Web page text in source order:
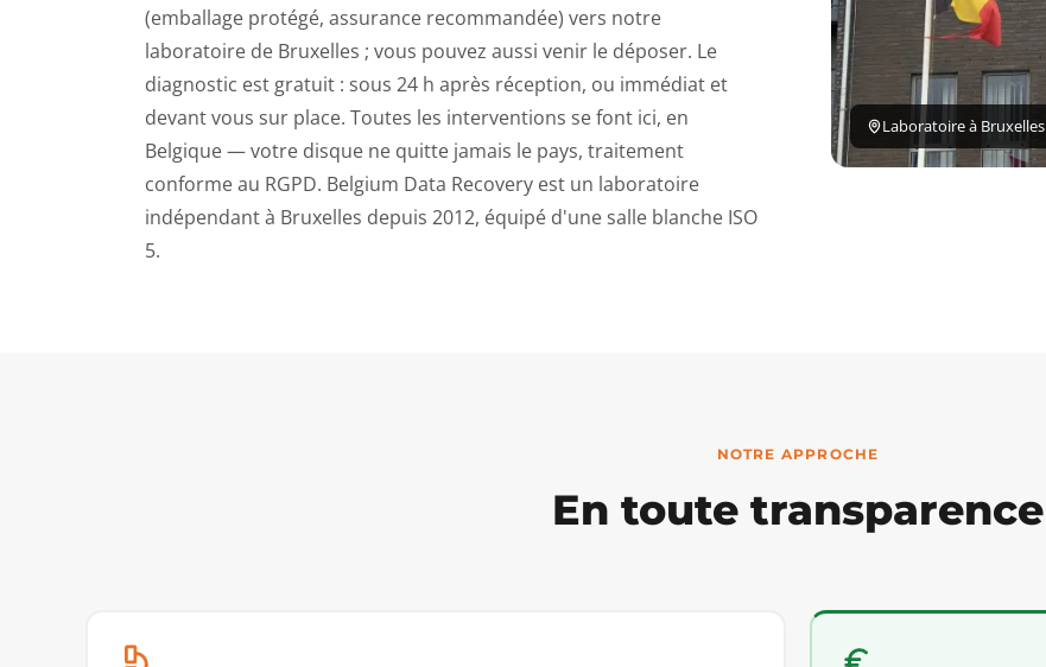
(emballage protégé, assurance recommandée) vers notre
laboratoire de Bruxelles ; vous pouvez aussi venir le déposer. Le
diagnostic est gratuit : sous 24 h après réception, ou immédiat et
devant vous sur place. Toutes les interventions se font ici, en
Belgique — votre disque ne quitte jamais le pays, traitement
conforme au RGPD. Belgium Data Recovery est un laboratoire
indépendant à Bruxelles depuis 2012, équipé d'une salle blanche ISO
5.
Laboratoire à Bruxelles
NOTRE APPROCHE
En toute transparence